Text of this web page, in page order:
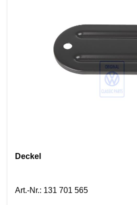
Deckel
Art.-Nr.: 131 701 565